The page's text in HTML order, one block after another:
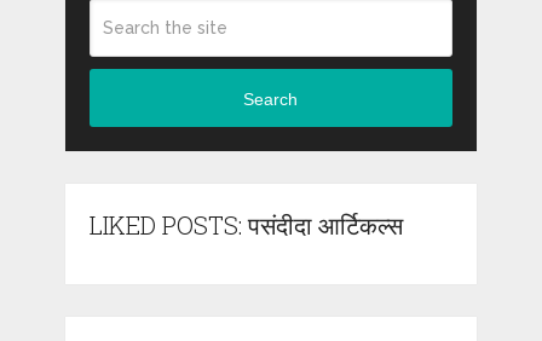
Search
LIKED POSTS: पसंदीदा आर्टिकल्स